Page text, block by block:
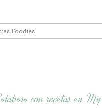
Foodies
con recetas en My